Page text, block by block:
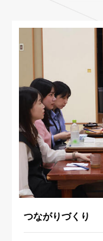
つながりづくり